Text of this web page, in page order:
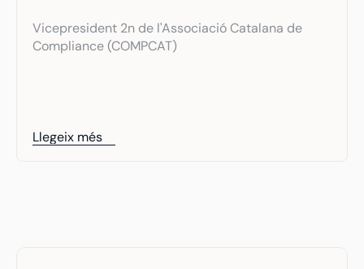
Vicepresident 2n de l'Associació Catalana de
Compliance (COMPCAT)
Llegeix més